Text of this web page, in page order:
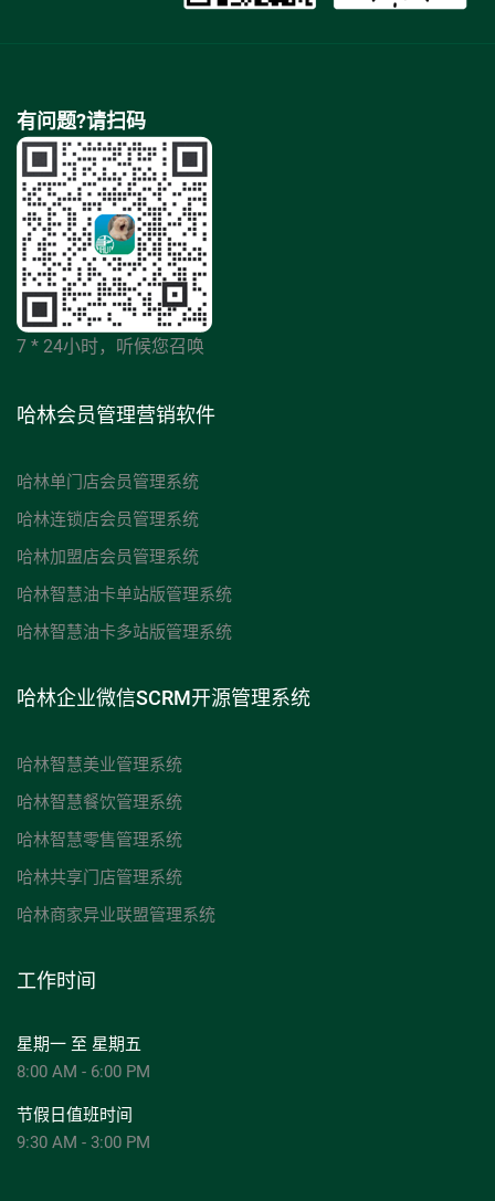
有问题?请扫码
7 * 24小时，听候您召唤
哈林会员管理营销软件
哈林单门店会员管理系统
哈林连锁店会员管理系统
哈林加盟店会员管理系统
哈林智慧油卡单站版管理系统
哈林智慧油卡多站版管理系统
哈林企业微信SCRM开源管理系统
哈林智慧美业管理系统
哈林智慧餐饮管理系统
哈林智慧零售管理系统
哈林共享门店管理系统
哈林商家异业联盟管理系统
工作时间
星期一 至 星期五
8:00 AM - 6:00 PM
节假日值班时间
9:30 AM - 3:00 PM